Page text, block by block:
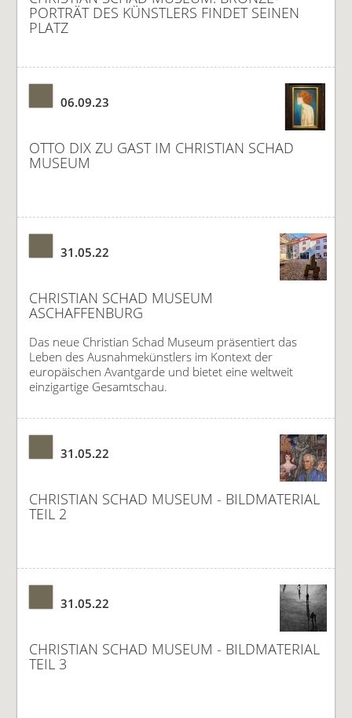
PORTRÄT DES KÜNSTLERS FINDET SEINEN
PLATZ
06.09.23
OTTO DIX ZU GAST IM CHRISTIAN SCHAD
MUSEUM
31.05.22
CHRISTIAN SCHAD MUSEUM
ASCHAFFENBURG
Das neue Christian Schad Museum präsentiert das
Leben des Ausnahmekünstlers im Kontext der
europäischen Avantgarde und bietet eine weltweit
einzigartige Gesamtschau.
31.05.22
CHRISTIAN SCHAD MUSEUM - BILDMATERIAL
TEIL 2
31.05.22
CHRISTIAN SCHAD MUSEUM - BILDMATERIAL
TEIL 3